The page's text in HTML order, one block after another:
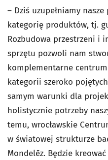
– Dziś uzupełniamy
kategorię produktów, tj.
Rozbudowa przestrzeni i
sprzętu pozwoli nam
komplementarne
kategorii szeroko
samym warunki dla
holistycznie potrzeby
temu, wrocławskie
w światowej strukturze
Mondelēz. Będzie